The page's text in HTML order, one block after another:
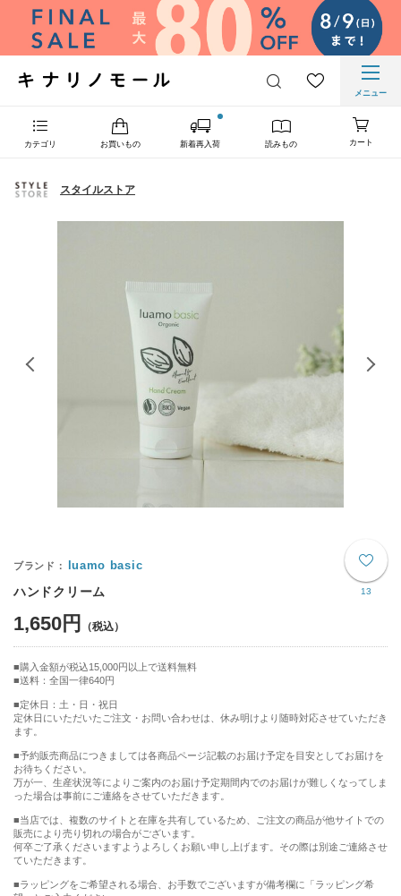
メニュー
カテゴリ お買いもの 新着再入荷 読みもの カート
スタイルストア
13
luamo basic
ハンドクリーム
1,650円
購入金額が税込15,000円以上で送料無料
送料：全国一律640円
■定休日：土・日・祝日
定休日にいただいたご注文・お問い合わせは、休み明けより随時対応させていただき
ます。
■予約販売商品につきましては各商品ページ記載のお届け予定を目安としてお届けを
お待ちください。
万が一、生産状況等によりご案内のお届け予定期間内でのお届けが難しくなってしま
った場合は事前にご連絡をさせていただきます。
■当店では、複数のサイトと在庫を共有しているため、ご注文の商品が他サイトでの
販売により売り切れの場合がございます。
何卒ご了承くださいますようよろしくお願い申し上げます。その際は別途ご連絡させ
ていただきます。
■ラッピングをご希望される場合、お手数でございますが備考欄に「ラッピング希